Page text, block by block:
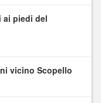
ai piedi del
vicino Scopello